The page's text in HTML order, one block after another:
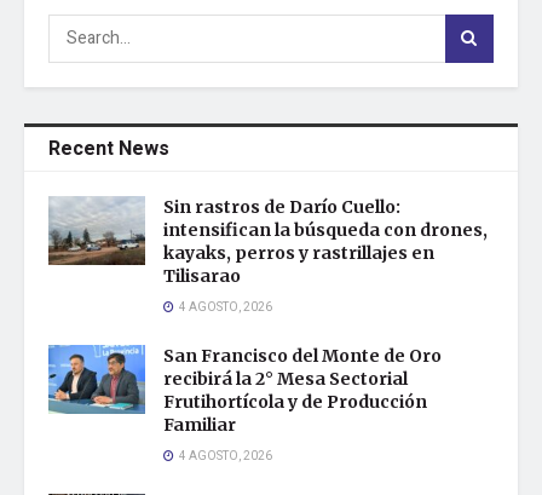
Recent News
Sin rastros de Darío Cuello:
intensifican la búsqueda con drones,
kayaks, perros y rastrillajes en
Tilisarao
4 AGOSTO, 2026
San Francisco del Monte de Oro
recibirá la 2° Mesa Sectorial
Frutihortícola y de Producción
Familiar
4 AGOSTO, 2026